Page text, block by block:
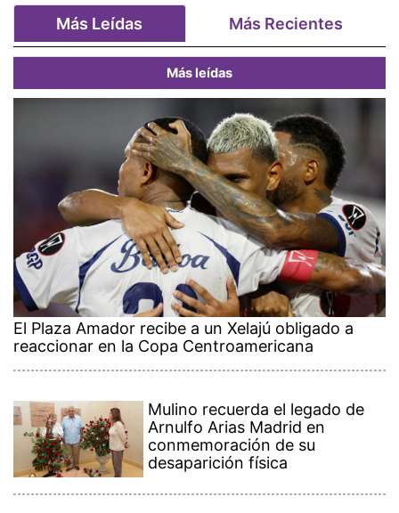
Más Leídas Más Recientes
Más leídas
El Plaza Amador recibe a un Xelajú obligado a
reaccionar en la Copa Centroamericana
Mulino recuerda el legado de
Arnulfo Arias Madrid en
conmemoración de su
desaparición física